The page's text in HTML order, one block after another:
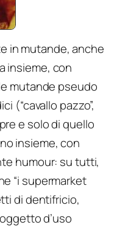
in mutande, anche
insieme, con
mutande pseudo
(“cavallo pazzo”,
e solo di quello
insieme, con
humour: su tutti,
“i supermarket
di dentifricio,
d’uso